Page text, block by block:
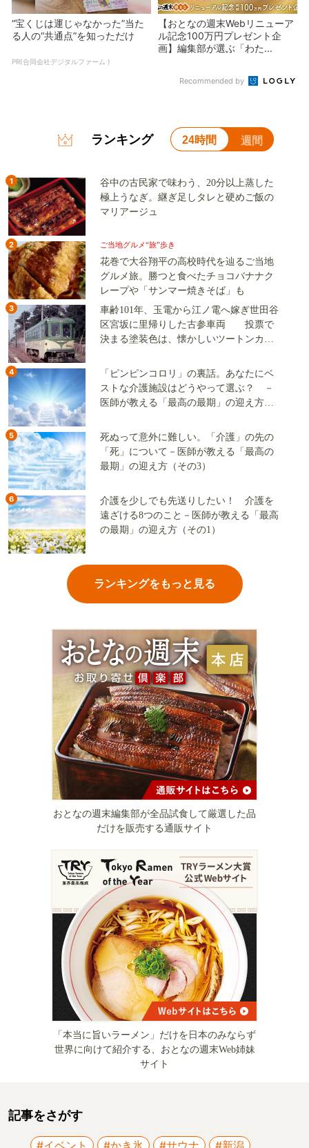
“宝くじは運じゃなかった”当た
る人の“共通点”を知っただけ
PR(合同会社デジタルファーム )
【おとなの週末Webリニューア
ル記念100万円プレゼント企
画】編集部が選ぶ「わた...
Recommended by
ランキング 24時間 週間
1
谷中の古民家で味わう、20分以上蒸した
極上うなぎ。継ぎ足しタレと硬めご飯の
マリアージュ
2 ご当地グルメ“旅”歩き
花巻で大谷翔平の高校時代を辿るご当地
グルメ旅。勝つと食べたチョコバナナク
レープや「サンマー焼きそば」も
3
車齢101年、玉電から江ノ電へ嫁ぎ世田谷
区宮坂に里帰りした古参車両 投票で
決まる塗装色は、懐かしいツートンカラ
4
「ピンピンコロリ」の裏話。あなたにベ
ストな介護施設はどうやって選ぶ？ －
医師が教える「最高の最期」の迎え方
5
死ぬって意外に難しい。「介護」の先の
「死」について－医師が教える「最高の
最期」の迎え方（その3）
6
介護を少しでも先送りしたい！ 介護を
遠ざける8つのこと－医師が教える「最高
の最期」の迎え方（その1）
ランキングをもっと見る
おとなの週末編集部が全品試食して厳選した品
だけを販売する通販サイト
「本当に旨いラーメン」だけを日本のみならず
世界に向けて紹介する、おとなの週末Web姉妹
サイト
記事をさがす